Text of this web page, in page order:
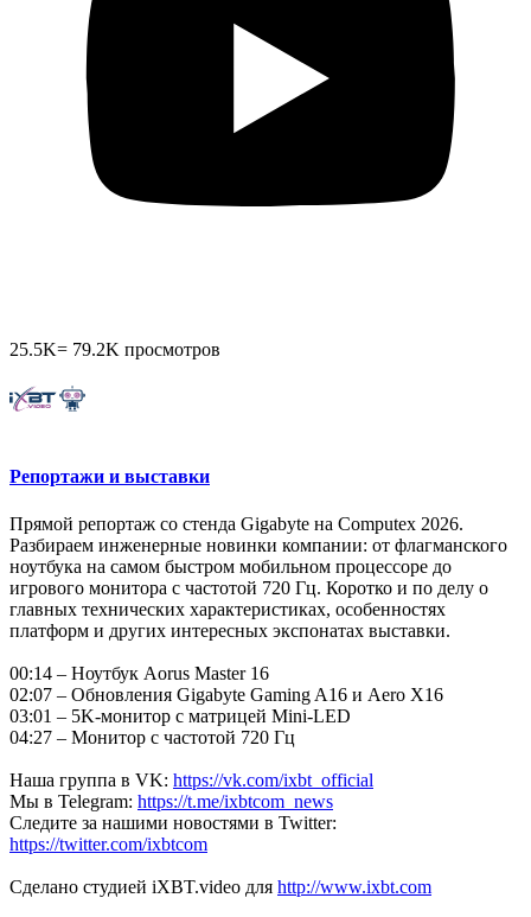
25.5K= 79.2K просмотров
Репортажи и выставки
Прямой репортаж со стенда Gigabyte на Computex 2026.
Разбираем инженерные новинки компании: от флагманского
ноутбука на самом быстром мобильном процессоре до
игрового монитора с частотой 720 Гц. Коротко и по делу о
главных технических характеристиках, особенностях
платформ и других интересных экспонатах выставки.
00:14 – Ноутбук Aorus Master 16
02:07 – Обновления Gigabyte Gaming A16 и Aero X16
03:01 – 5K-монитор с матрицей Mini-LED
04:27 – Монитор с частотой 720 Гц
Наша группа в VK: https://vk.com/ixbt_official
Мы в Telegram: https://t.me/ixbtcom_news
Следите за нашими новостями в Twitter:
https://twitter.com/ixbtcom
Сделано студией iXBT.video для http://www.ixbt.com